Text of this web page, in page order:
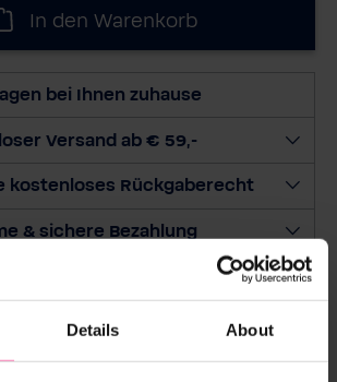
Details About
e
e
e
g
e
In den Warenkorb
bei Ihnen zuhause
Versand ab € 59,-
kostenloses Rückgaberecht
& sichere Bezahlung